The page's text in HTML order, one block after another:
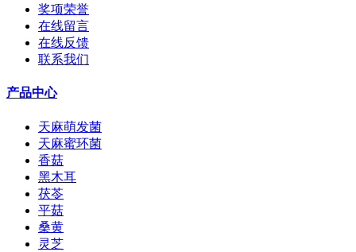
奖项荣誉
在线留言
在线反馈
联系我们
产品中心
天麻萌发菌
天麻蜜环菌
香菇
黑木耳
茯苓
平菇
桑黄
灵芝